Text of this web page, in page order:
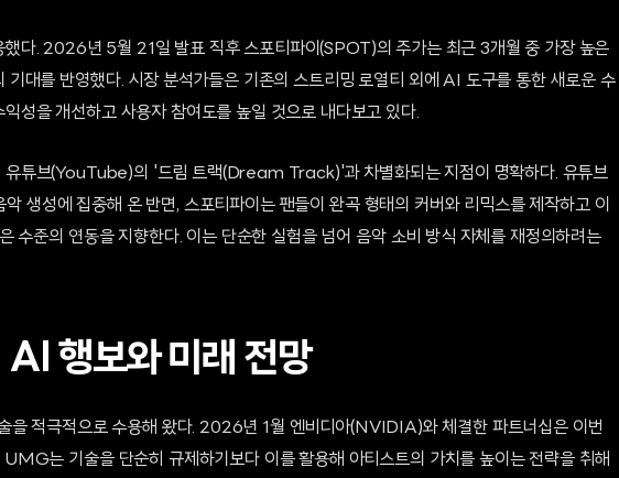
했다. 2026년 5월 21일 발표 직후 스포티파이(SPOT)의 주가는 최근 3개월 중 가장 높은
기대를 반영했다. 시장 분석가들은 기존의 스트리밍 로열티 외에 AI 도구를 통한 새로운 수
성을 개선하고 사용자 참여도를 높일 것으로 내다보고 있다.
유튜브(YouTube)의 '드림 트랙(Dream Track)'과 차별화되는 지점이 명확하다. 유튜브
생성에 집중해 온 반면, 스포티파이는 팬들이 완곡 형태의 커버와 리믹스를 제작하고 이
수준의 연동을 지향한다. 이는 단순한 실험을 넘어 음악 소비 방식 자체를 재정의하려는
행보와 미래 전망
적극적으로 수용해 왔다. 2026년 1월 엔비디아(NVIDIA)와 체결한 파트너십은 이번
는 기술을 단순히 규제하기보다 이를 활용해 아티스트의 가치를 높이는 전략을 취해